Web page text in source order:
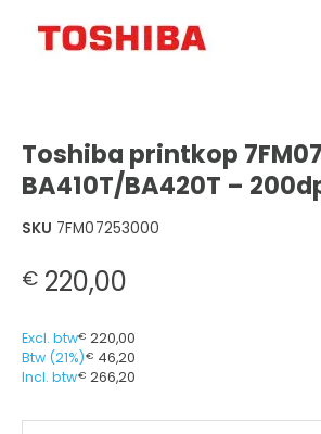
Toshiba printkop
BA410T/BA420T –
SKU 7FM07253000
€ 220,00
Excl. btw€ 220,00
Btw (21%)€ 46,20
Incl. btw€ 266,20